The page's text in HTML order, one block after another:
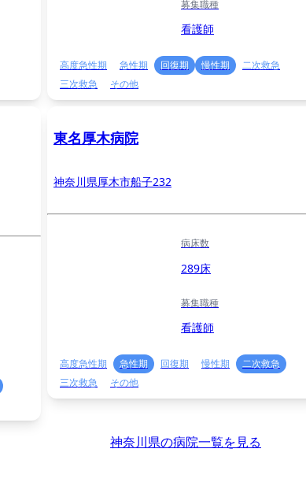
募集職種
看護師
高度急性期 急性期 回復期 慢性期
二次救急
三次救急
その他
東名厚木病院
神奈川県厚木市船子232
病床数
289床
募集職種
看護師
高度急性期 急性期 回復期 慢性期
二次救急
三次救急
その他
神奈川県の病院一覧を見る